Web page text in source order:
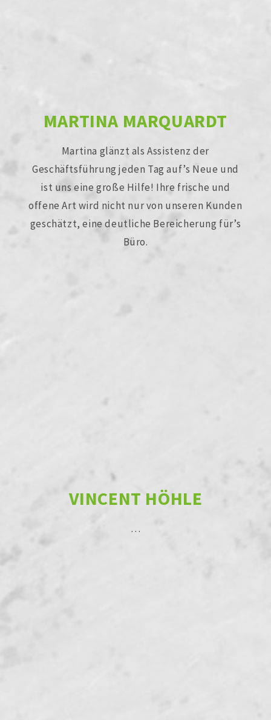
MARTINA MARQUARDT
Martina glänzt als Assistenz der
Geschäftsführung jeden Tag auf’s Neue und
ist uns eine große Hilfe! Ihre frische und
offene Art wird nicht nur von unseren Kunden
geschätzt, eine deutliche Bereicherung für’s
Büro.
VINCENT HÖHLE
…